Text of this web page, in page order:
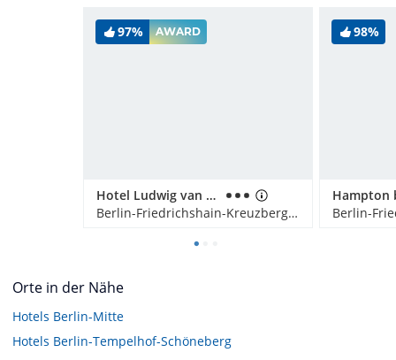
97% AWARD
Hotel Ludwig van Beethoven
Berlin-Friedrichshain-Kreuzberg, Deutschland
98%
Orte in der Nähe
Hotels Berlin-Mitte
Hotels Berlin-Tempelhof-Schöneberg